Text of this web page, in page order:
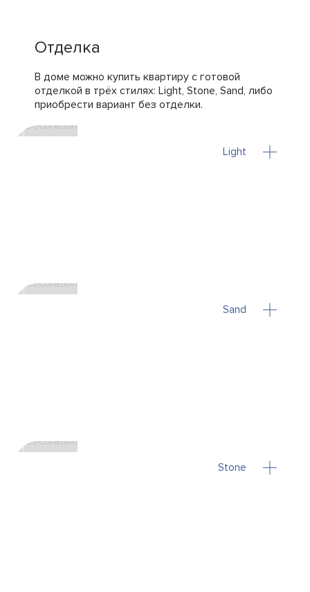
Отделка
В доме можно купить квартиру с готовой
отделкой в трёх стилях: Light, Stone, Sand, либо
приобрести вариант без отделки.
Light
Sand
Stone